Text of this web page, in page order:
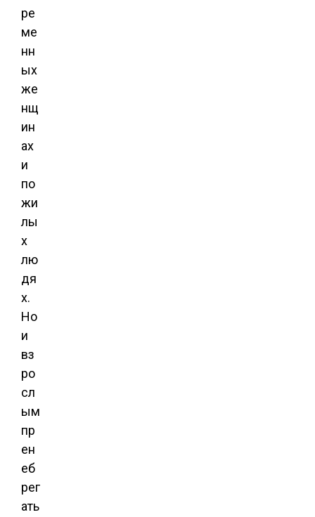
ре
ме
нн
ых
же
нщ
ин
ах
и
по
жи
лы
х
лю
дя
х.
Но
и
вз
ро
сл
ым
пр
ен
еб
рег
ать